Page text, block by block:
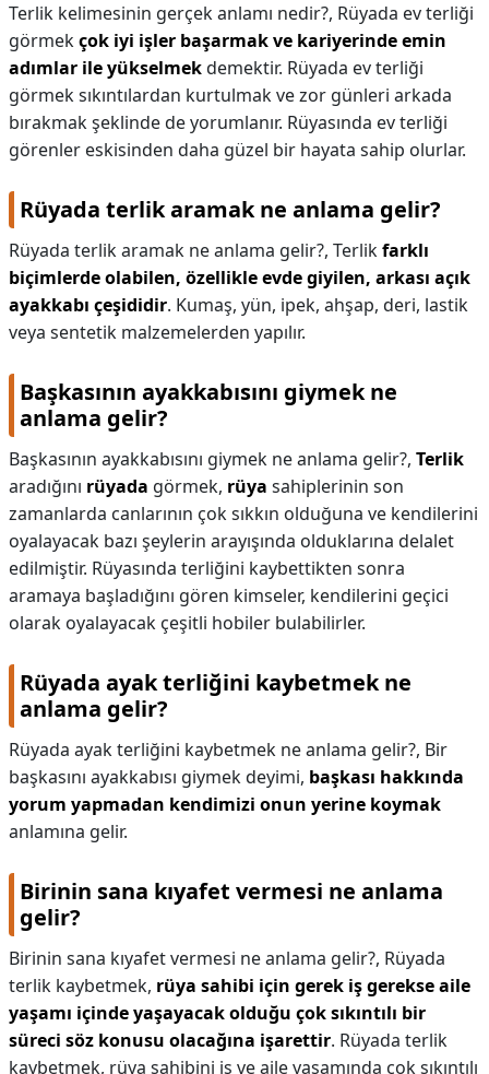
Terlik kelimesinin gerçek anlamı nedir?, Rüyada ev terliği
görmekçok iyi işler başarmak ve kariyerinde emin
adımlar ile yükselmekdemektir. Rüyada ev terliği
görmek sıkıntılardan kurtulmak ve zor günleri arkada
bırakmak şeklinde de yorumlanır. Rüyasında ev terliği
görenler eskisinden daha güzel bir hayata sahip olurlar.
Rüyada terlik aramak ne anlama gelir?
Rüyada terlik aramak ne anlama gelir?, Terlikfarklı
biçimlerde olabilen, özellikle evde giyilen, arkası açık
ayakkabı çeşididir. Kumaş, yün, ipek, ahşap, deri, lastik
veya sentetik malzemelerden yapılır.
Başkasının ayakkabısını giymek ne
anlama gelir?
Başkasının ayakkabısını giymek ne anlama gelir?, Terlik
aradığını rüyada görmek, rüya sahiplerinin son
zamanlarda canlarının çok sıkkın olduğuna ve kendilerini
oyalayacak bazı şeylerin arayışında olduklarına delalet
edilmiştir. Rüyasında terliğini kaybettikten sonra
aramaya başladığını gören kimseler, kendilerini geçici
olarak oyalayacak çeşitli hobiler bulabilirler.
Rüyada ayak terliğini kaybetmek ne
anlama gelir?
Rüyada ayak terliğini kaybetmek ne anlama gelir?, Bir
başkasını ayakkabısı giymek deyimi, başkası hakkında
yorum yapmadan kendimizi onun yerine koymak
anlamına gelir.
Birinin sana kıyafet vermesi ne anlama
gelir?
Birinin sana kıyafet vermesi ne anlama gelir?, Rüyada
terlik kaybetmek, rüya sahibi için gerek iş gerekse aile
yaşamı içinde yaşayacak olduğu çok sıkıntılı bir
süreci söz konusu olacağına işarettir. Rüyada terlik
kaybetmek, rüya sahibini iş ve aile yaşamında çok sıkıntılı